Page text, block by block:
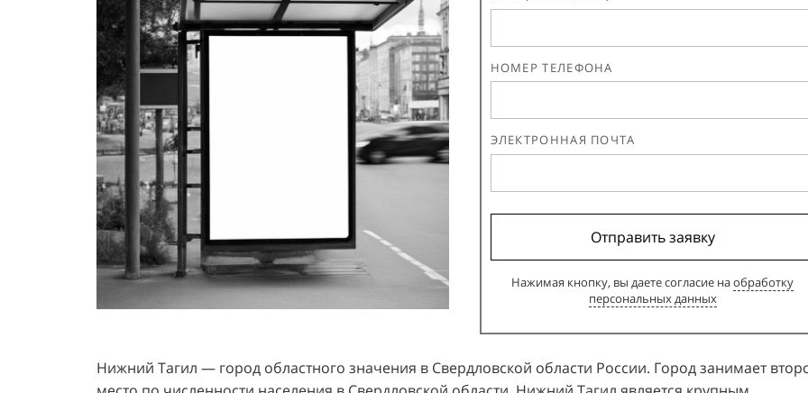
НОМЕР ТЕЛЕФОНА
ЭЛЕКТРОННАЯ ПОЧТА
Отправить заявку
Нажимая кнопку, вы даете согласие наобработку
персональных данных
Нижний Тагил — город областного значения в Свердловской области России. Город занимает